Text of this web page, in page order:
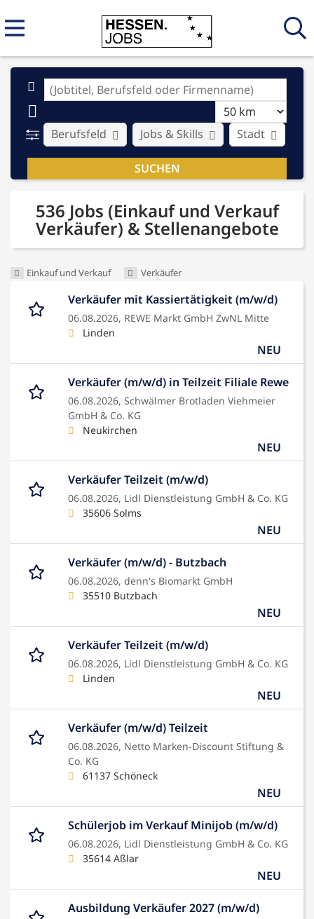
Stadt
Berufsfeld Jobs & Skills
536 Jobs (Einkauf und Verkauf
Verkäufer) & Stellenangebote
Einkauf und Verkauf Verkäufer
Verkäufer mit Kassiertätigkeit (m/w/d)
06.08.2026, REWE Markt GmbH ZwNL Mitte
Linden
NEU
Verkäufer (m/w/d) in Teilzeit Filiale Rewe
06.08.2026, Schwälmer Brotladen Viehmeier
GmbH & Co. KG
Neukirchen
NEU
Verkäufer Teilzeit (m/w/d)
06.08.2026, Lidl Dienstleistung GmbH & Co. KG
35606 Solms
NEU
Verkäufer (m/w/d) - Butzbach
06.08.2026, denn's Biomarkt GmbH
35510 Butzbach
NEU
Verkäufer Teilzeit (m/w/d)
06.08.2026, Lidl Dienstleistung GmbH & Co. KG
Linden
NEU
Verkäufer (m/w/d) Teilzeit
06.08.2026, Netto Marken-Discount Stiftung &
Co. KG
61137 Schöneck
NEU
Schülerjob im Verkauf Minijob (m/w/d)
06.08.2026, Lidl Dienstleistung GmbH & Co. KG
35614 Aßlar
NEU
Ausbildung Verkäufer 2027 (m/w/d)